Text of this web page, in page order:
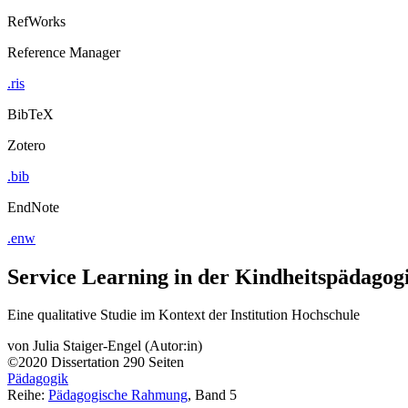
RefWorks
Reference Manager
.ris
BibTeX
Zotero
.bib
EndNote
.enw
Service Learning in der
Eine qualitative Studie im Kontext der Institution Hochschule
von Julia Staiger-Engel (Autor:in)
©2020 Dissertation 290 Seiten
Pädagogik
Reihe: Pädagogische Rahmung, Band 5